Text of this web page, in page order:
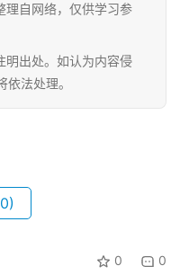
理自网络，仅供学习参
明出处。如认为内容侵
法处理。
0 0